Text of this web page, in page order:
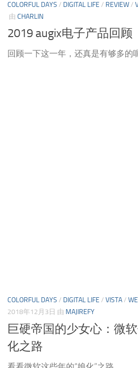
COLORFUL DAYS / DIGITAL LIFE / REVIEW/
由 CHARLIN
2019 augix电子产品回顾
回顾一下这一年，还真是有够多的
COLORFUL DAYS / DIGITAL LIFE / VISTA/
2018年12月3日 由 MAJIREFY
巨硬帝国的少女心：微
化之路